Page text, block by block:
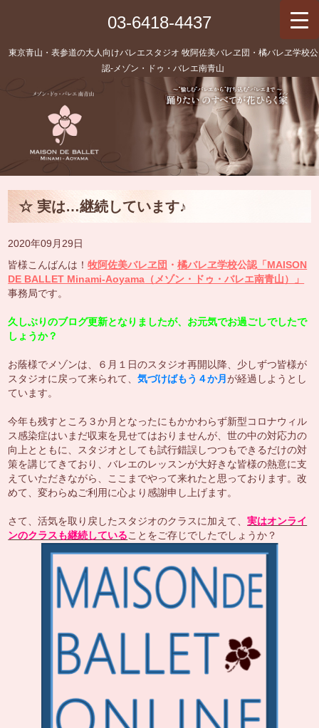
03-6418-4437
東京青山・表参道の大人向けバレエスタジオ 牧阿佐美バレヱ団・橘バレヱ学校公
認‐メゾン・ドゥ・バレエ南青山
☆ 実は…継続しています♪
2020年09月29日
皆様こんばんは！牧阿佐美バレヱ団 ・橘バレヱ学校公認「MAISON
DE BALLET Minami-Aoyama （メゾン・ドゥ・バレエ南青山）」
事務局です。
久しぶりのブログ更新となりましたが、お元気でお過ごしでしたで
しょうか？
お蔭様でメゾンは、６月１日のスタジオ再開以降、少しずつ皆様が
スタジオに戻って来られて、気づけばもう４か月が経過しようとし
ています。
今年も残すところ３か月となったにもかかわらず新型コロナウィル
ス感染症はいまだ収束を見せてはおりませんが、世の中の対応力の
向上とともに、スタジオとしても試行錯誤しつつもできるだけの対
策を講じてきており、バレエのレッスンが大好きな皆様の熱意に支
えていただきながら、ここまでやって来れたと思っております。改
めて、変わらぬご利用に心より感謝申し上げます。
さて、活気を取り戻したスタジオのクラスに加えて、実はオンライ
ンのクラスも継続していることをご存じでしたでしょうか？